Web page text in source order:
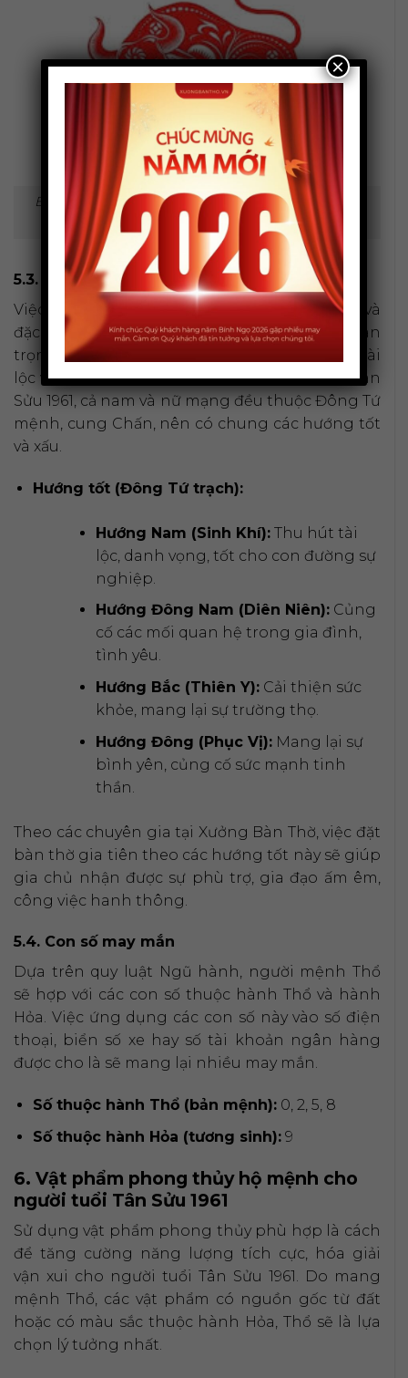
Bích Thượng Thổ hợp đá phong thủy màu tương
sinh, tương hợp.
5.3. Hướng hợp để xây nhà, đặt bàn thờ
Việc chọn hướng nhà, hướng phòng làm việc và
đặc biệt là hướng đặt bàn thờ vô cùng quan
trọng, ảnh hưởng trực tiếp đến vượng khí, tài
lộc và sức khỏe của cả gia đình. Đối với tuổi Tân
Sửu 1961, cả nam và nữ mạng đều thuộc Đông Tứ
mệnh, cung Chấn, nên có chung các hướng tốt
và xấu.
Hướng tốt (Đông Tứ trạch):
Hướng Nam (Sinh Khí):Thu hút tài
lộc, danh vọng, tốt cho con đường sự
nghiệp.
Hướng Đông Nam (Diên Niên):Củng
cố các mối quan hệ trong gia đình,
tình yêu.
Hướng Bắc (Thiên Y):Cải thiện sức
khỏe, mang lại sự trường thọ.
Hướng Đông (Phục Vị):Mang lại sự
bình yên, củng cố sức mạnh tinh
thần.
Theo các chuyên gia tại Xưởng Bàn Thờ, việc đặt
bàn thờ gia tiên theo các hướng tốt này sẽ giúp
gia chủ nhận được sự phù trợ, gia đạo ấm êm,
công việc hanh thông.
5.4. Con số may mắn
Dựa trên quy luật Ngũ hành, người mệnh Thổ
sẽ hợp với các con số thuộc hành Thổ và hành
Hỏa. Việc ứng dụng các con số này vào số điện
thoại, biển số xe hay số tài khoản ngân hàng
được cho là sẽ mang lại nhiều may mắn.
Số thuộc hành Thổ (bản mệnh):0, 2, 5, 8
Số thuộc hành Hỏa (tương sinh):9
6. Vật phẩm phong thủy hộ mệnh cho
người tuổi Tân Sửu 1961
Sử dụng vật phẩm phong thủy phù hợp là cách
để tăng cường năng lượng tích cực, hóa giải
vận xui cho người tuổi Tân Sửu 1961. Do mang
mệnh Thổ, các vật phẩm có nguồn gốc từ đất
hoặc có màu sắc thuộc hành Hỏa, Thổ sẽ là lựa
chọn lý tưởng nhất.
×